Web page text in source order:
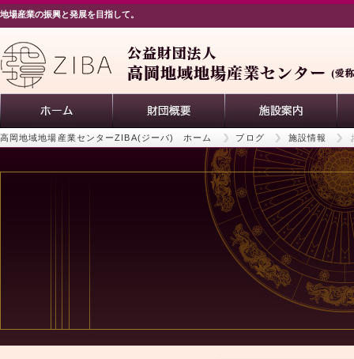
地場産業の振興と発展を目指して。
高岡地域地場産業センターZIBA(ジーバ) ホーム ブログ 施設情報